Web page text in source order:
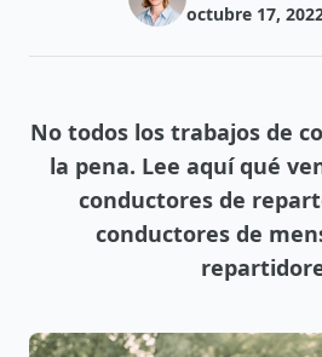
octubre 17,
No todos los trabajos de
la pena. Lee aquí qué
conductores de
conductores de